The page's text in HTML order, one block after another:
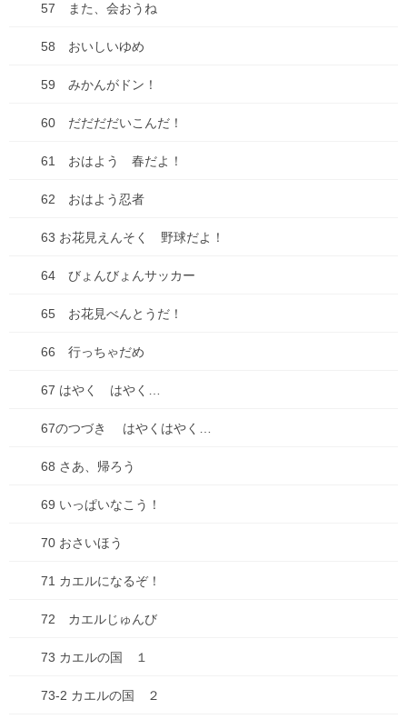
アーカイブ
2026年7月
2026年6月
2026年1月
2025年10月
2025年9月
2025年8月
2025年7月
2025年6月
2025年5月
2025年4月
2025年3月
2025年2月
2025年1月
2024年12月
2024年10月
2024年7月
2024年6月
57 また、会おうね
58 おいしいゆめ
59 みかんがドン！
60 だだだだいこんだ！
61 おはよう 春だよ！
62 おはよう忍者
63 お花見えんそく 野球だよ！
64 びょんびょんサッカー
65 お花見べんとうだ！
66 行っちゃだめ
67 はやく はやく…
67のつづき はやくはやく…
68 さあ、帰ろう
69 いっぱいなこう！
70 おさいほう
71 カエルになるぞ！
72 カエルじゅんび
73 カエルの国 １
73-2 カエルの国 ２